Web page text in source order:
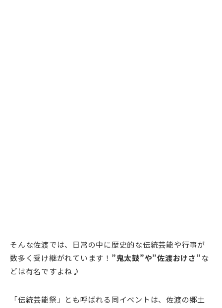
そんな佐渡では、日常の中に歴史的な伝統芸能や行事が
数多く受け継がれています！ ”鬼太鼓”や”佐渡おけさ”な
どは有名ですよね♪
「伝統芸能祭」とも呼ばれる同イベントは、佐渡の郷土